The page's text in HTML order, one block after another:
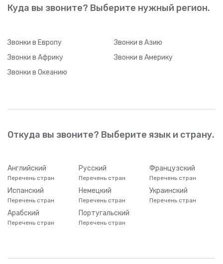
Куда вы звоните? Выберите нужный регион.
Звонки в Европу Звонки в Азию
Звонки в Африку Звонки в Америку
Звонки в Океанию
Откуда вы звоните? Выберите язык и страну.
Английский
Перечень стран
Русский
Перечень стран
Французский
Перечень стран
Испанский
Перечень стран
Немецкий
Перечень стран
Украинский
Перечень стран
Арабский
Перечень стран
Португальский
Перечень стран